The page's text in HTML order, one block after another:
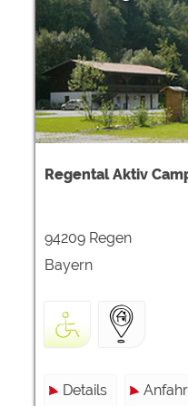
Regental Aktiv
94209 Regen
Bayern
Details
Google Remarketing
Die
über "COOKIES"